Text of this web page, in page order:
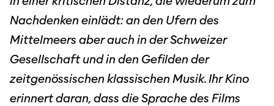
Nachdenken einlädt: an den Ufern des
Mittelmeers aber auch in der Schweizer
Gesellschaft und in den Gefilden der
zeitgenössischen klassischen Musik. Ihr Kino
erinnert daran, dass die Sprache des Films